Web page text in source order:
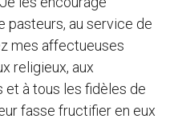
pasteurs, au service de
mes affectueuses
religieux, aux
à tous les fidèles de
fasse fructifier en eux